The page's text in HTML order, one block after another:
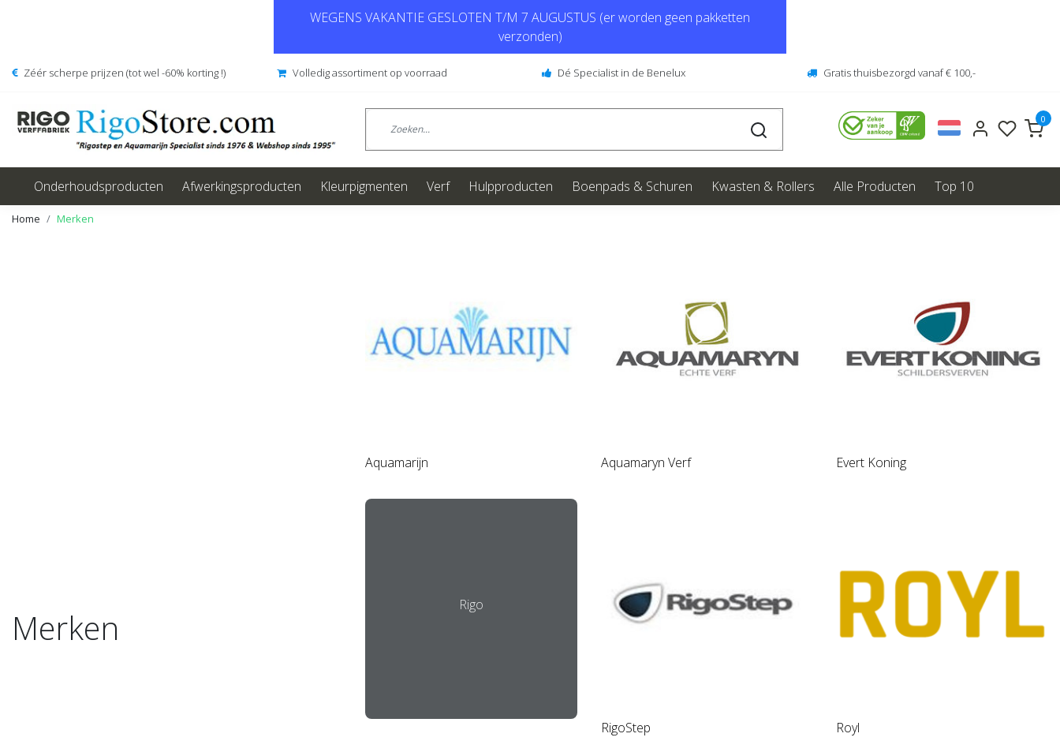
WEGENS VAKANTIE GESLOTEN T/M 7 AUGUSTUS (er worden geen pakketten
verzonden)
Zéér scherpe prijzen (tot wel -60% korting !) Volledig assortiment op voorraad Dé Specialist in de Benelux Gratis thuisbezorgd vanaf € 100,-
0
Onderhoudsproducten Afwerkingsproducten Kleurpigmenten Verf Hulpproducten Boenpads & Schuren Kwasten & Rollers Alle Producten Top 10
Home Merken
Merken
Aquamarijn Aquamaryn Verf Evert Koning
Rigo
RigoStep Royl